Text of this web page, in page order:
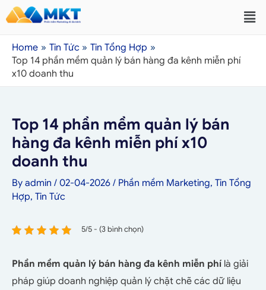
Home Tin Tức
Tin Tổng Hợp
Top 14 phần mềm quản lý bán hàng đa kênh miễn phí
x10 doanh thu
Top 14 phần mềm quản lý bán
hàng đa kênh miễn phí x10
doanh thu
By admin / 02-04-2026 / Phần mềm Marketing, Tin Tổng
Hợp, Tin Tức
5/5 - (3 bình chọn)
Phần mềm quản lý bán hàng đa kênh miễn phí là giải
pháp giúp doanh nghiệp quản lý chặt chẽ các dữ liệu